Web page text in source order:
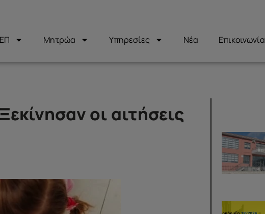
Μητρώα Υπηρεσίες Νέα Επικοινωνία
οι αιτήσεις